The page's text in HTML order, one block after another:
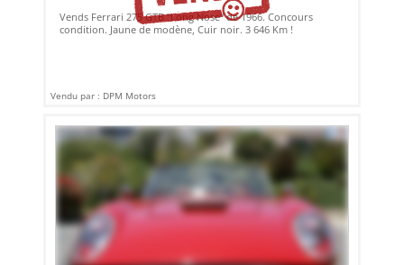
Vends Ferrari 275 GTB "Long Nose" de 1966. Concours
condition. Jaune de modène, Cuir noir. 3 646 Km !
Vendu par : DPM Motors